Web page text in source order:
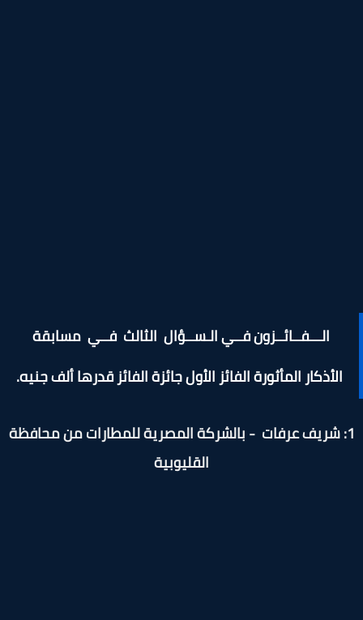
الـــفــائــزون فــي الـســؤال الثالث فــي مسابقة
الأذكار المأثورة الفائز الأول جائزة الفائز قدرها ألف جنيه.
1: شريف عرفات - بالشركة المصرية للمطارات من محافظة
القليوبية